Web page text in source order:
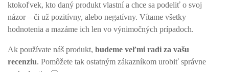
ktokoľvek, kto daný produkt vlastní a chce sa podeliť o svoj
názor – či už pozitívny, alebo negatívny. Vítame všetky
hodnotenia a mazáme ich len vo výnimočných prípadoch.
Ak používate náš produkt, budeme veľmi radi za vašu
recenziu. Pomôžete tak ostatným zákazníkom urobiť správne